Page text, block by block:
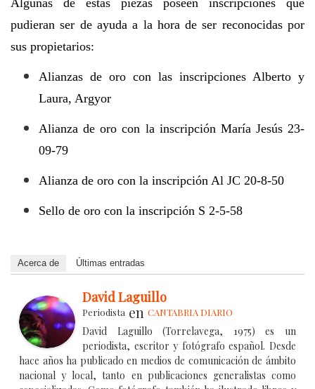
pudieran ser de ayuda a la hora de ser reconocidas por
sus propietarios:
Alianzas de oro con las inscripciones Alberto y
Laura, Argyor
Alianza de oro con la inscripción María Jesús 23-
09-79
Alianza de oro con la inscripción Al JC 20-8-50
Sello de oro con la inscripción S 2-5-58
Acerca de Últimas entradas
David Laguillo
Periodista en CANTABRIA DIARIO
David Laguillo (Torrelavega, 1975) es un
periodista, escritor y fotógrafo español. Desde
hace años ha publicado en medios de comunicación de ámbito
nacional y local, tanto en publicaciones generalistas como